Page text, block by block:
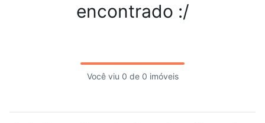
encontrado :/
Você viu 0 de 0 imóveis